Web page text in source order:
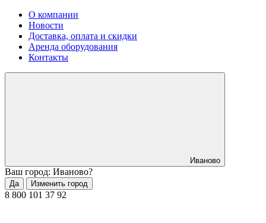
О компании
Новости
Доставка, оплата и скидки
Аренда оборудования
Контакты
Иваново
Ваш город: Иваново?
Да Изменить город
8 800 101 37 92